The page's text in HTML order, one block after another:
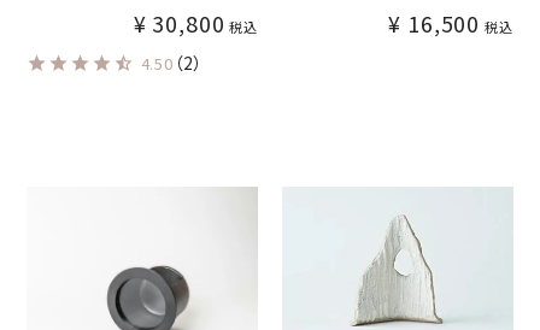
¥ 30,800 税込
4.50 （2）
¥ 16,500 税込